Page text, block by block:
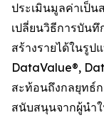
ประเมินมูลค่าเป็น
เปลี่ยนวิธีการบัน
สร้างรายได้ในรูป
DataValue®,
สะท้อนถึงกลยุทธ์
สนับสนุนจากผู้นำ